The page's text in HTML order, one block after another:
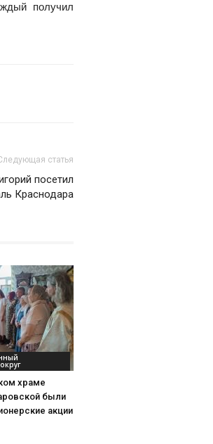
получил
статья
посетил
Краснодара
храме
были
акции